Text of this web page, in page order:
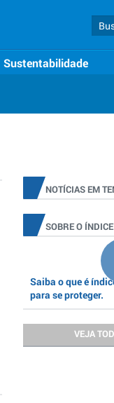
Sustentabilidade
NOTÍCIAS EM
SOBRE O
Saiba o que é
para se proteger.
VEJA